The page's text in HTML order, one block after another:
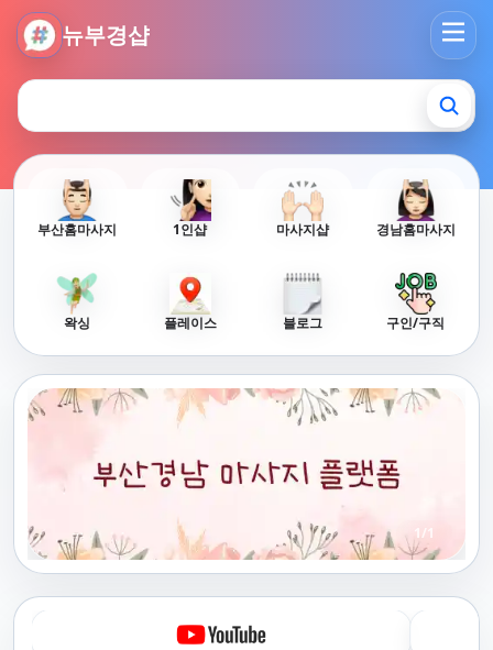
뉴부경샵
뉴부경샵 - 부산 마사지 사이트 부산마사지 부산홈타이 부산출
부산홈마사지 1인샵 마사지샵 경남홈마사지
왁싱 플레이스 블로그 구인/구직
1 /1